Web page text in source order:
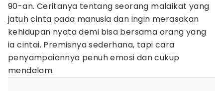
90-an. Ceritanya tentang seorang malaikat yang
jatuh cinta pada manusia dan ingin merasakan
kehidupan nyata demi bisa bersama orang yang
ia cintai. Premisnya sederhana, tapi cara
penyampaiannya penuh emosi dan cukup
mendalam.